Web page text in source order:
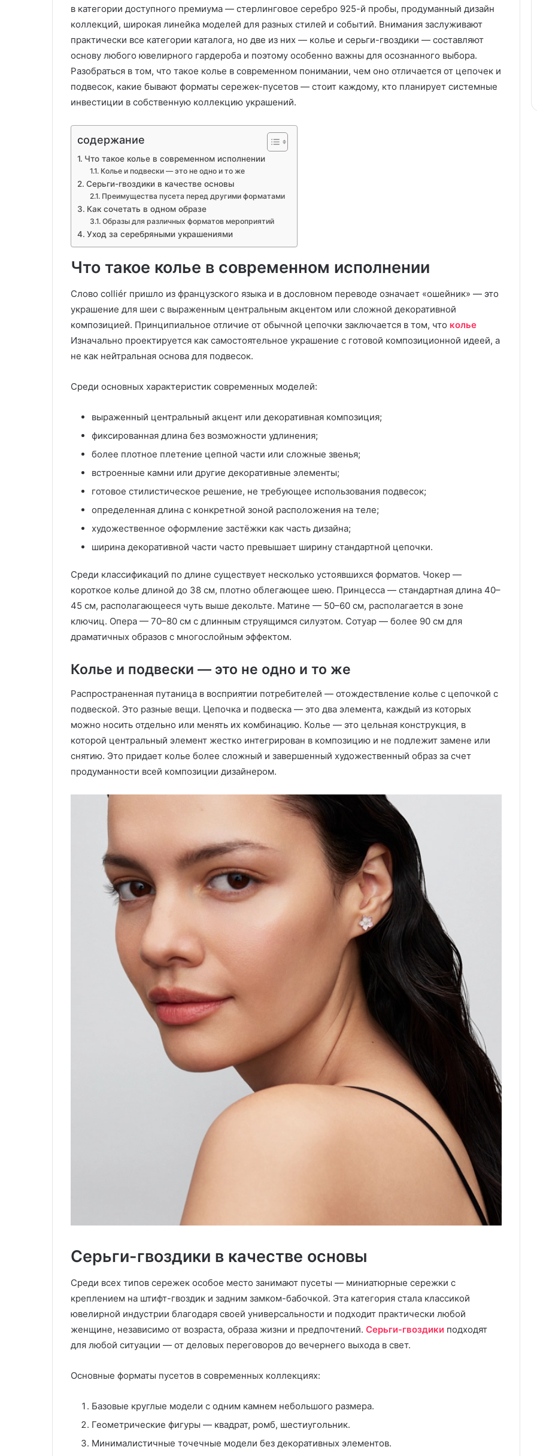
в категории доступного премиума — стерлинговое серебро 925-й пробы, продуманный дизайн
коллекций, широкая линейка моделей для разных стилей и событий. Внимания заслуживают
практически все категории каталога, но две из них — колье и серьги-гвоздики — составляют
основу любого ювелирного гардероба и поэтому особенно важны для осознанного выбора.
Разобраться в том, что такое колье в современном понимании, чем оно отличается от цепочек и
подвесок, какие бывают форматы сережек-пусетов — стоит каждому, кто планирует системные
инвестиции в собственную коллекцию украшений.
содержание
Что такое колье в современном исполнении
Колье и подвески — это не одно и то же
Серьги-гвоздики в качестве основы
Преимущества пусета перед другими форматами
Как сочетать в одном образе
Образы для различных форматов мероприятий
Уход за серебряными украшениями
Что такое колье в современном исполнении
Слово colliér пришло из французского языка и в дословном переводе означает «ошейник» — это
украшение для шеи с выраженным центральным акцентом или сложной декоративной
композицией. Принципиальное отличие от обычной цепочки заключается в том, что колье
Изначально проектируется как самостоятельное украшение с готовой композиционной идеей, а
не как нейтральная основа для подвесок.
Среди основных характеристик современных моделей:
выраженный центральный акцент или декоративная композиция;
фиксированная длина без возможности удлинения;
более плотное плетение цепной части или сложные звенья;
встроенные камни или другие декоративные элементы;
готовое стилистическое решение, не требующее использования подвесок;
определенная длина с конкретной зоной расположения на теле;
художественное оформление застёжки как часть дизайна;
ширина декоративной части часто превышает ширину стандартной цепочки.
Среди классификаций по длине существует несколько устоявшихся форматов. Чокер —
короткое колье длиной до 38 см, плотно облегающее шею. Принцесса — стандартная длина 40–
45 см, располагающееся чуть выше декольте. Матине — 50–60 см, располагается в зоне
ключиц. Опера — 70–80 см с длинным струящимся силуэтом. Сотуар — более 90 см для
драматичных образов с многослойным эффектом.
Колье и подвески — это не одно и то же
Распространенная путаница в восприятии потребителей — отождествление колье с цепочкой с
подвеской. Это разные вещи. Цепочка и подвеска — это два элемента, каждый из которых
можно носить отдельно или менять их комбинацию. Колье — это цельная конструкция, в
которой центральный элемент жестко интегрирован в композицию и не подлежит замене или
снятию. Это придает колье более сложный и завершенный художественный образ за счет
продуманности всей композиции дизайнером.
Серьги-гвоздики в качестве основы
Среди всех типов сережек особое место занимают пусеты — миниатюрные сережки с
креплением на штифт-гвоздик и задним замком-бабочкой. Эта категория стала классикой
ювелирной индустрии благодаря своей универсальности и подходит практически любой
женщине, независимо от возраста, образа жизни и предпочтений. Серьги-гвоздики подходят
для любой ситуации — от деловых переговоров до вечернего выхода в свет.
Основные форматы пусетов в современных коллекциях:
Базовые круглые модели с одним камнем небольшого размера.
Геометрические фигуры — квадрат, ромб, шестиугольник.
Минималистичные точечные модели без декоративных элементов.